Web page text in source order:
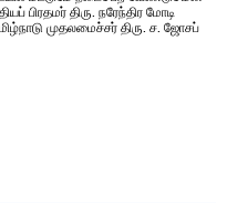
பிரதமர் திரு. நரேந்திர மோடி
முதலமைச்சர் திரு. ச. ஜோசப்